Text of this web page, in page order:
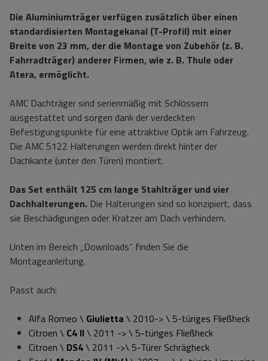
Die Aluminiumträger verfügen zusätzlich über einen
standardisierten Montagekanal (T-Profil) mit einer
Breite von 23 mm, der die Montage von Zubehör (z. B.
Fahrradträger) anderer Firmen, wie z. B. Thule oder
Atera, ermöglicht.
AMC Dachträger sind serienmäßig mit Schlössern
ausgestattet und sorgen dank der verdeckten
Befestigungspunkte für eine attraktive Optik am Fahrzeug.
Die AMC 5122 Halterungen werden direkt hinter der
Dachkante (unter den Türen) montiert.
Das Set enthält 125 cm lange Stahlträger und vier
Dachhalterungen. Die Halterungen sind so konzipiert, dass
sie Beschädigungen oder Kratzer am Dach verhindern.
Unten im Bereich „Downloads“ finden Sie die
Montageanleitung.
Passt auch:
Alfa Romeo \ Giulietta \ 2010-> \ 5-türiges Fließheck
Citroen \ C4 II \ 2011 -> \ 5-türiges Fließheck
Citroen \ DS4\ 2011 ->\ 5-Türer Schrägheck